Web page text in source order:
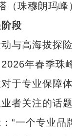
珠穆朗玛峰
段
高海拔探险
年春季
于专业保障
者关注的话题
一个专业品